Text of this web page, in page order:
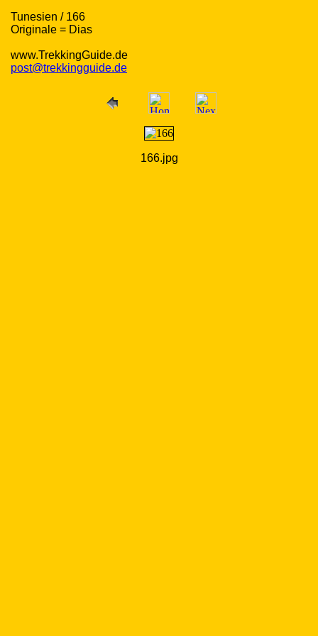
Tunesien / 166
Originale = Dias
www.TrekkingGuide.de
post@trekkingguide.de
166.jpg